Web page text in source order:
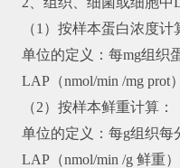
（1）按样本蛋白浓度计
单位的定义：每mg组织
LAP（nmol/min /mg
（2）按样本鲜重计算：
单位的定义：每g组织每
LAP（nmol/min /g 鲜重